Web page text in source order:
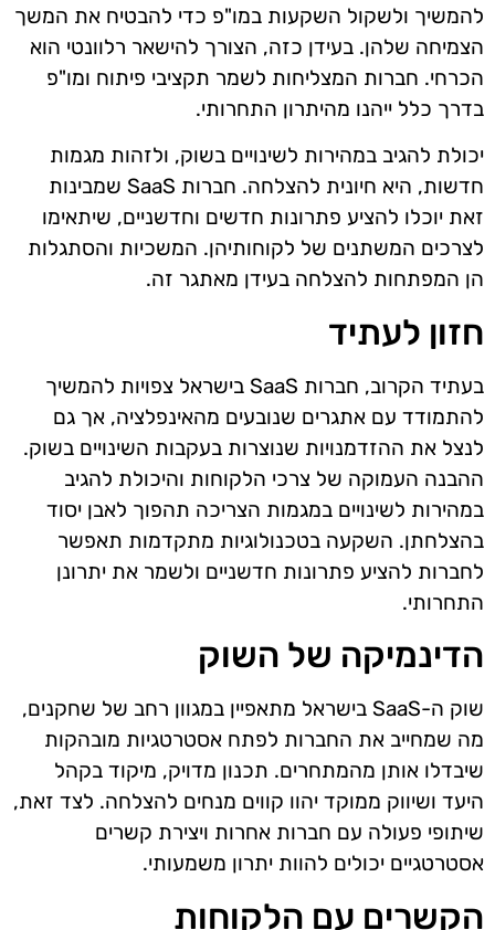
להמשיך ולשקול השקעות במו"פ כדי להבטיח את המשך
הצמיחה שלהן. בעידן כזה, הצורך להישאר רלוונטי הוא
הכרחי. חברות המצליחות לשמר תקציבי פיתוח ומו"פ
בדרך כלל ייהנו מהיתרון התחרותי.
יכולת להגיב במהירות לשינויים בשוק, ולזהות מגמות
חדשות, היא חיונית להצלחה. חברות SaaS שמבינות
זאת יוכלו להציע פתרונות חדשים וחדשניים, שיתאימו
לצרכים המשתנים של לקוחותיהן. המשכיות והסתגלות
הן המפתחות להצלחה בעידן מאתגר זה.
חזון לעתיד
בעתיד הקרוב, חברות SaaS בישראל צפויות להמשיך
להתמודד עם אתגרים שנובעים מהאינפלציה, אך גם
לנצל את ההזדמנויות שנוצרות בעקבות השינויים בשוק.
ההבנה העמוקה של צרכי הלקוחות והיכולת להגיב
במהירות לשינויים במגמות הצריכה תהפוך לאבן יסוד
בהצלחתן. השקעה בטכנולוגיות מתקדמות תאפשר
לחברות להציע פתרונות חדשניים ולשמר את יתרונן
התחרותי.
הדינמיקה של השוק
שוק ה-SaaS בישראל מתאפיין במגוון רחב של שחקנים,
מה שמחייב את החברות לפתח אסטרטגיות מובהקות
שיבדלו אותן מהמתחרים. תכנון מדויק, מיקוד בקהל
היעד ושיווק ממוקד יהוו קווים מנחים להצלחה. לצד זאת,
שיתופי פעולה עם חברות אחרות ויצירת קשרים
אסטרטגיים יכולים להוות יתרון משמעותי.
הקשרים עם הלקוחות